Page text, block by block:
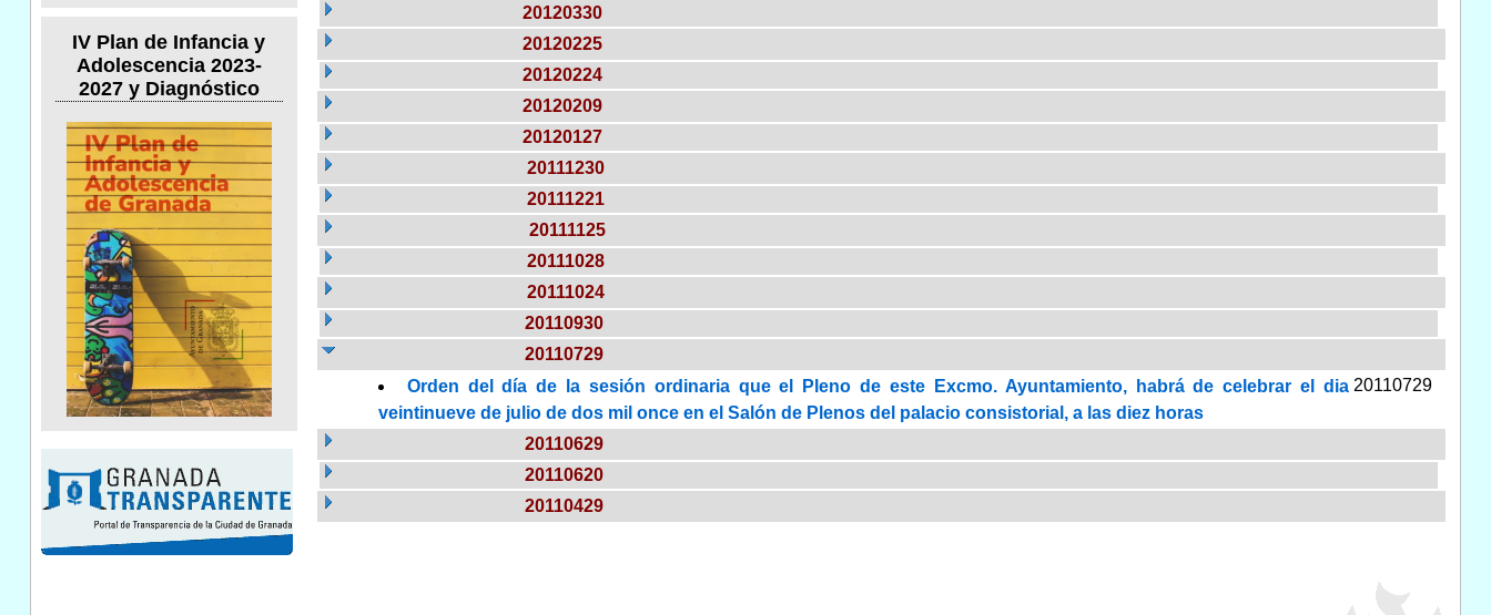
IV Plan de Infancia y
Adolescencia 2023-
2027 y Diagnóstico
20120330
20120225
20120224
20120209
20120127
20111230
20111221
20111125
20111028
20111024
20110930
20110729
Orden del día de la sesión ordinaria que el Pleno de este Excmo. Ayuntamiento, habrá de celebrar el dia
veintinueve de julio de dos mil once en el Salón de Plenos del palacio consistorial, a las diez horas
20110729
20110629
20110620
20110429